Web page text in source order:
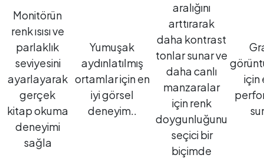
Monitörün
renk ısısı ve
parlaklık
seviyesini
ayarlayarak
gerçek
kitap okuma
deneyimi
sağla
Yumuşak
aydınlatılmış
ortamlar için en
iyi görsel
deneyim..
aralığını
arttırarak
daha kontrast
tonlar sunar ve
daha canlı
manzaralar
için renk
doygunluğunu
seçici bir
biçimde
için